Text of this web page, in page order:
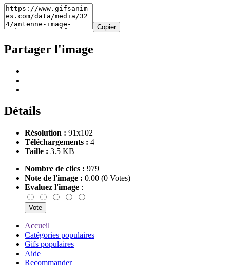
Copier
Partager l'image
Détails
Résolution : 91x102
Téléchargements : 4
Taille : 3.5 KB
Nombre de clics : 979
Note de l'image : 0.00 (0 Votes)
Evaluez l'image :
Accueil
Catégories populaires
Gifs populaires
Aide
Recommander